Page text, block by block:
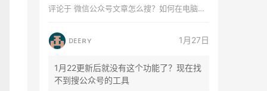
评论于 微信公众号文章怎么搜？如何在电脑上搜索公众号文章？
ᴅᴇᴇʀʏ 1月27日
1月22更新后就没有这个功能了？现在找
不到搜公众号的工具